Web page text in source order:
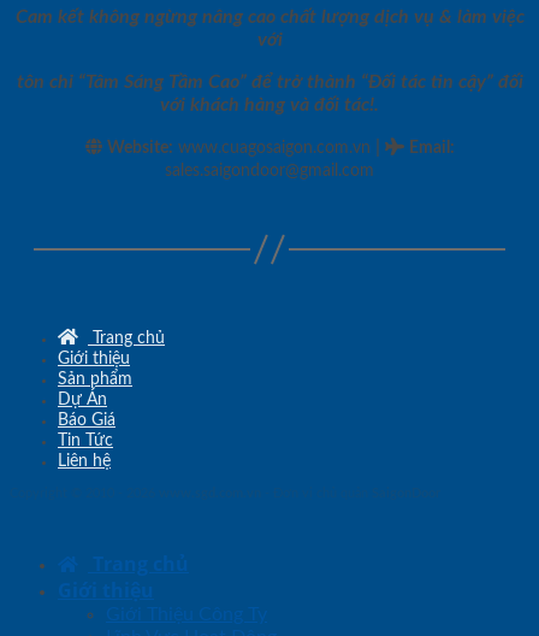
Cam kết không ngừng nâng cao chất lượng dịch vụ & làm việc
với
tôn chỉ “Tâm Sáng Tầm Cao” để trở thành “Đối tác tin cậy” đối
với khách hàng và đối tác!.
Website: www.cuagosaigon.com.vn Email :
sales.saigondoor@gmail.com
Trang chủ
Giới thiệu
Sản phẩm
Dự Án
Báo Giá
Tin Tức
Liên hệ
Trang chủ
Giới thiệu
Giới Thiệu Công Ty